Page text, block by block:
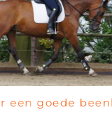
een goede